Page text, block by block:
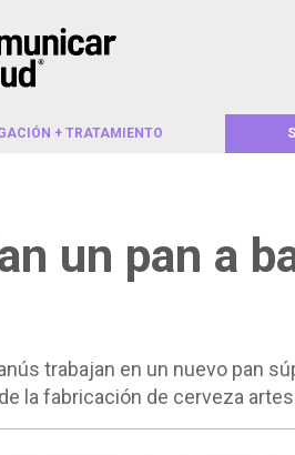
+ TRATAMIENTO
un pan a
trabajan en un nuevo pan
la fabricación de cerveza